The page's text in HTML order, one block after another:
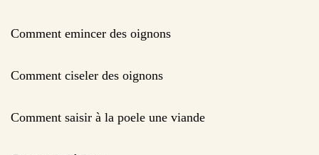
Comment emincer des oignons
Comment ciseler des oignons
Comment saisir à la poele une viande